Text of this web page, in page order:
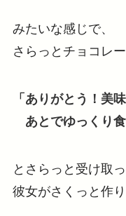
みたいな感じで、
さらっとチョコレ
「ありがとう！美
あとでゆっくり食
とさらっと受け取
彼女がさくっと作